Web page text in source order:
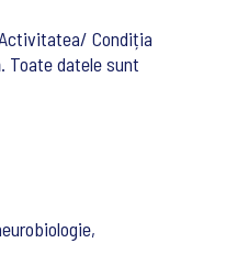
Condiția
Toate datele sunt